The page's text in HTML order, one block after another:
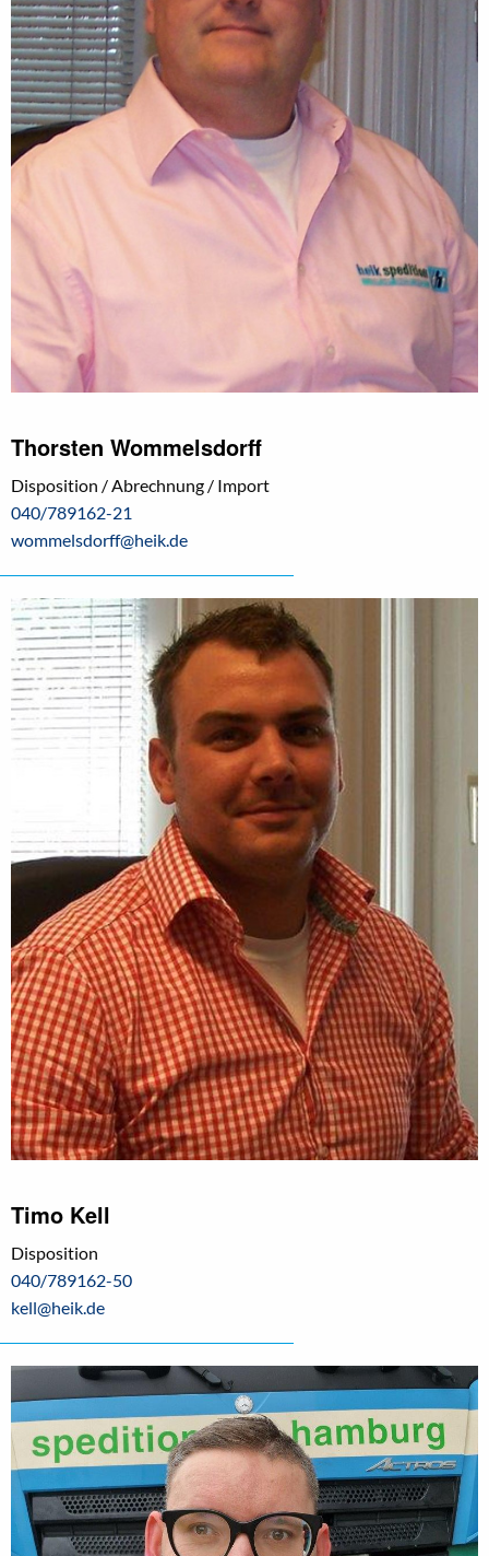
Thorsten Wommelsdorff
Disposition / Abrechnung / Import
040/789162-21
wommelsdorff@heik.de
Timo Kell
Disposition
040/789162-50
kell@heik.de